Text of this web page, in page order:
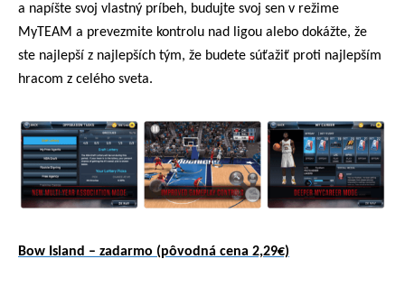
a napíšte svoj vlastný príbeh, budujte svoj sen v režime
MyTEAM a prevezmite kontrolu nad ligou alebo dokážte, že
ste najlepší z najlepších tým, že budete súťažiť proti najlepším
hracom z celého sveta.
Bow Island – zadarmo (pôvodná cena 2,29€)